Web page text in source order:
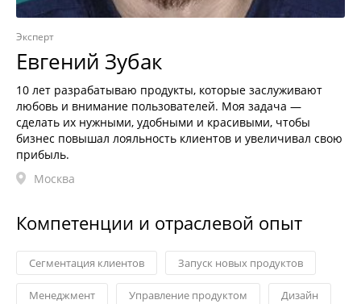
Эксперт
Евгений Зубак
10 лет разрабатываю продукты, которые заслуживают
любовь и внимание пользователей. Моя задача —
сделать их нужными, удобными и красивыми, чтобы
бизнес повышал лояльность клиентов и увеличивал свою
прибыль.
Москва
Компетенции и отраслевой опыт
Сегментация клиентов Запуск новых продуктов
Менеджмент Управление продуктом Дизайн